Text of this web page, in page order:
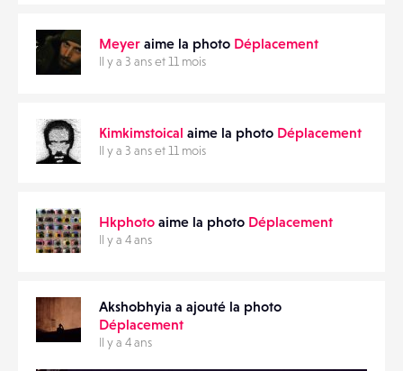
Meyer aime la photo Déplacement
Il y a 3 ans et 11 mois
Kimkimstoical aime la photo Déplacement
Il y a 3 ans et 11 mois
Hkphoto aime la photo Déplacement
Il y a 4 ans
Akshobhyia a ajouté la photo
Déplacement
Il y a 4 ans